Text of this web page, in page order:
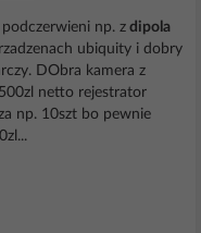
podczerwieni np. z dipola
ubiquity i dobry
DObra kamera z
netto rejestrator
np. 10szt bo pewnie